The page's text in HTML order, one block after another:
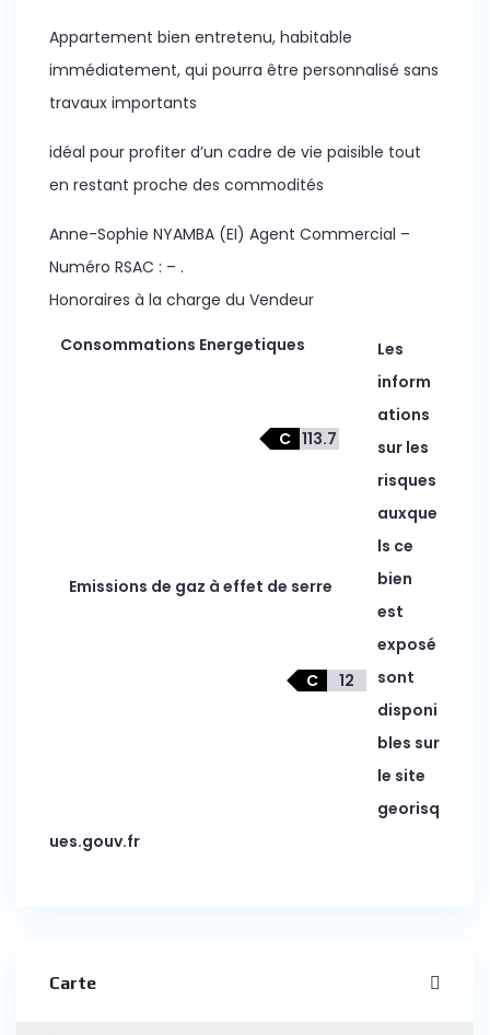
Appartement bien entretenu, habitable
immédiatement, qui pourra être personnalisé sans
travaux importants
idéal pour profiter d’un cadre de vie paisible tout
en restant proche des commodités
Anne-Sophie NYAMBA (EI) Agent Commercial –
Numéro RSAC : – .
Honoraires à la charge du Vendeur
Consommations Energetiques
113.7
C
Emissions de gaz à effet de serre
12
C
Les
inform
ations
sur les
risques
auxque
ls ce
bien
est
exposé
sont
disponi
bles sur
le site
georisq
ues.gouv.fr
Carte